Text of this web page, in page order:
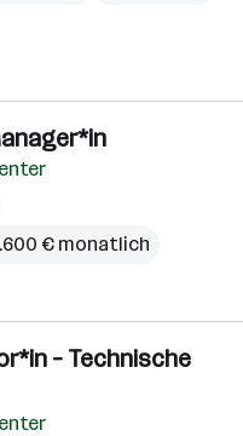
€ monatlich
– Technische